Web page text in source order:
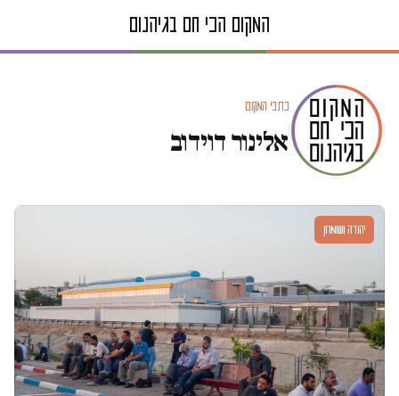
כתבי המקום
אלינור דוידוב
יהודה ושומרון